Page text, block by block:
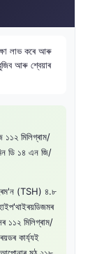
লাভ কৰে আৰু
আৰু শ্বেয়াৰ
মিলিগ্ৰাম/
ডি ১৪ এন জি/
হৰম'ন (TSH) ৪.৮
১১২ মিলিগ্ৰাম/
কাৰ্য্যই